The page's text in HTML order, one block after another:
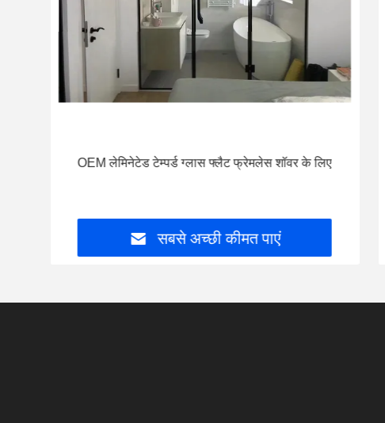
OEM लेमिनेटेड टेम्पर्ड ग्लास फ्लैट फ्रेमलेस शॉवर के लिए
सबसे अच्छी कीमत पाएं